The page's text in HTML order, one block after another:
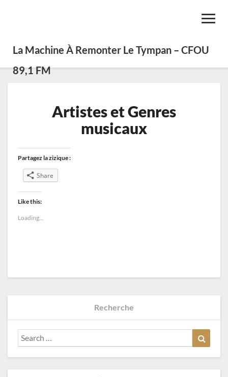
Toggle
La Machine À Remonter Le Tympan – CFOU
89,1 FM
et
Genres
musicaux
Artistes et Genres
musicaux
Partagez la zizique :
Share
Like this:
Loading...
Recherche
Search
for: